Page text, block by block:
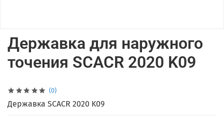
(0)
Державка для наружного
точения SCACR 2020 K09
Державка SCACR 2020 K09